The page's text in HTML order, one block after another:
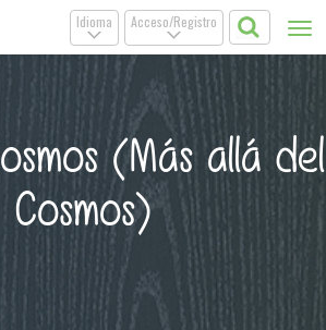
Acceso/Registro
.
Idioma
.
(Más allá del
Cosmos)